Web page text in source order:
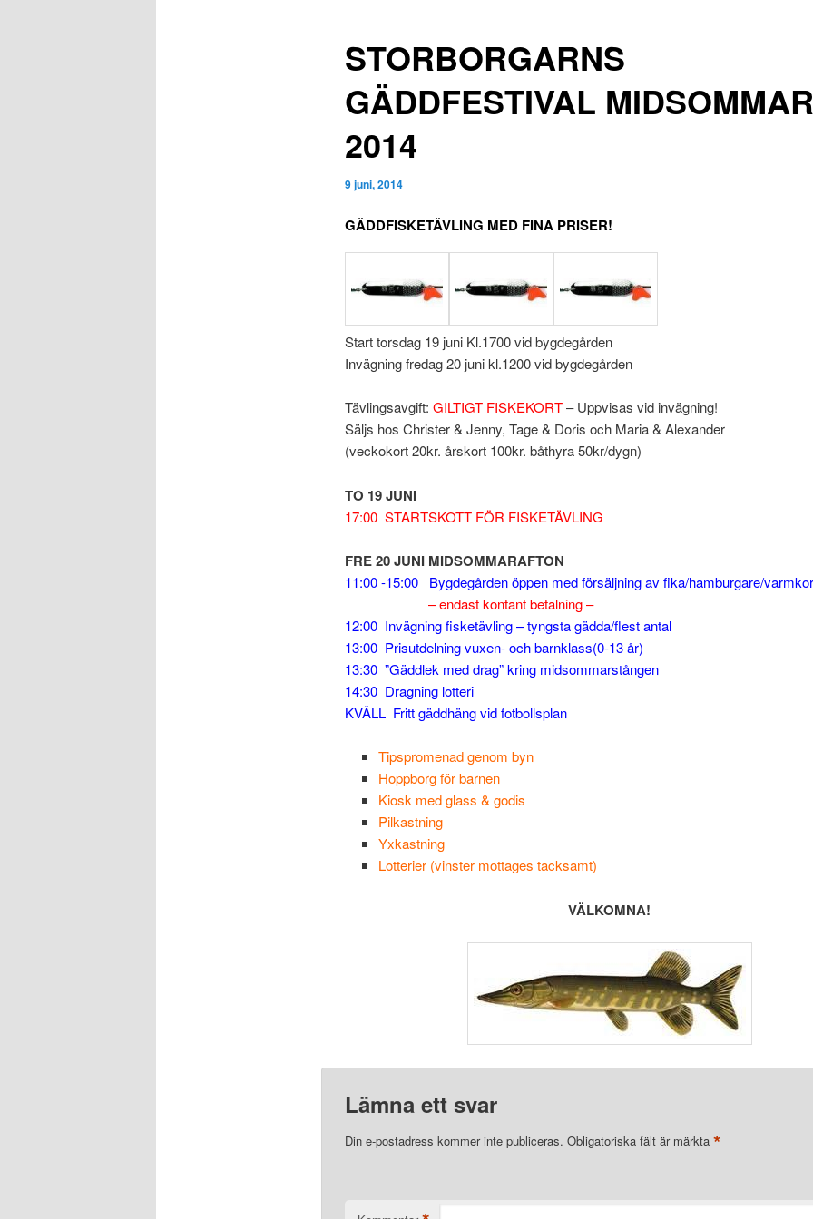
STORBORGARNS
GÄDDFESTIVAL MIDSOMMAR
2014
9 juni, 2014
GÄDDFISKETÄVLING MED FINA PRISER!
Start torsdag 19 juni Kl.1700 vid bygdegården
Invägning fredag 20 juni kl.1200 vid bygdegården
Tävlingsavgift: GILTIGT FISKEKORT– Uppvisas vid invägning!
Säljs hos Christer & Jenny, Tage & Doris och Maria & Alexander
(veckokort 20kr. årskort 100kr. båthyra 50kr/dygn)
TO 19 JUNI
17:00 STARTSKOTT FÖR FISKETÄVLING
FRE 20 JUNI MIDSOMMARAFTON
11:00 -15:00 Bygdegården öppen med försäljning av fika/hamburgare/
– endast kontant betalning –
12:00 Invägning fisketävling – tyngsta gädda/flest antal
13:00 Prisutdelning vuxen- och barnklass(0-13 år)
13:30 ”Gäddlek med drag” kring midsommarstången
14:30 Dragning lotteri
KVÄLL Fritt gäddhäng vid fotbollsplan
Tipspromenad genom byn
Hoppborg för barnen
Kiosk med glass & godis
Pilkastning
Yxkastning
Lotterier (vinster mottages tacksamt)
VÄLKOMNA!
Lämna ett svar
Din e-postadress kommer inte publiceras. Obligatoriska fält är märkta *